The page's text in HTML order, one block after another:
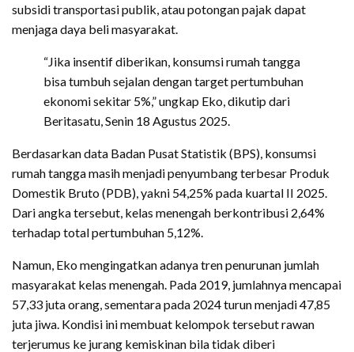
subsidi transportasi publik, atau potongan pajak dapat
menjaga daya beli masyarakat.
“Jika insentif diberikan, konsumsi rumah tangga
bisa tumbuh sejalan dengan target pertumbuhan
ekonomi sekitar 5%,” ungkap Eko, dikutip dari
Beritasatu, Senin 18 Agustus 2025.
Berdasarkan data Badan Pusat Statistik (BPS), konsumsi
rumah tangga masih menjadi penyumbang terbesar Produk
Domestik Bruto (PDB), yakni 54,25% pada kuartal II 2025.
Dari angka tersebut, kelas menengah berkontribusi 2,64%
terhadap total pertumbuhan 5,12%.
Namun, Eko mengingatkan adanya tren penurunan jumlah
masyarakat kelas menengah. Pada 2019, jumlahnya mencapai
57,33 juta orang, sementara pada 2024 turun menjadi 47,85
juta jiwa. Kondisi ini membuat kelompok tersebut rawan
terjerumus ke jurang kemiskinan bila tidak diberi